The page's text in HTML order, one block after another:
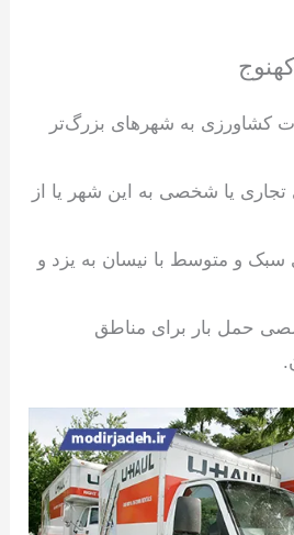
کشاورزی به شهرهای بزرگ‌تر
تجاری یا شخصی به این شهر یا از
سبک و متوسط با نیسان به یزد و
حمل بار برای مناطق